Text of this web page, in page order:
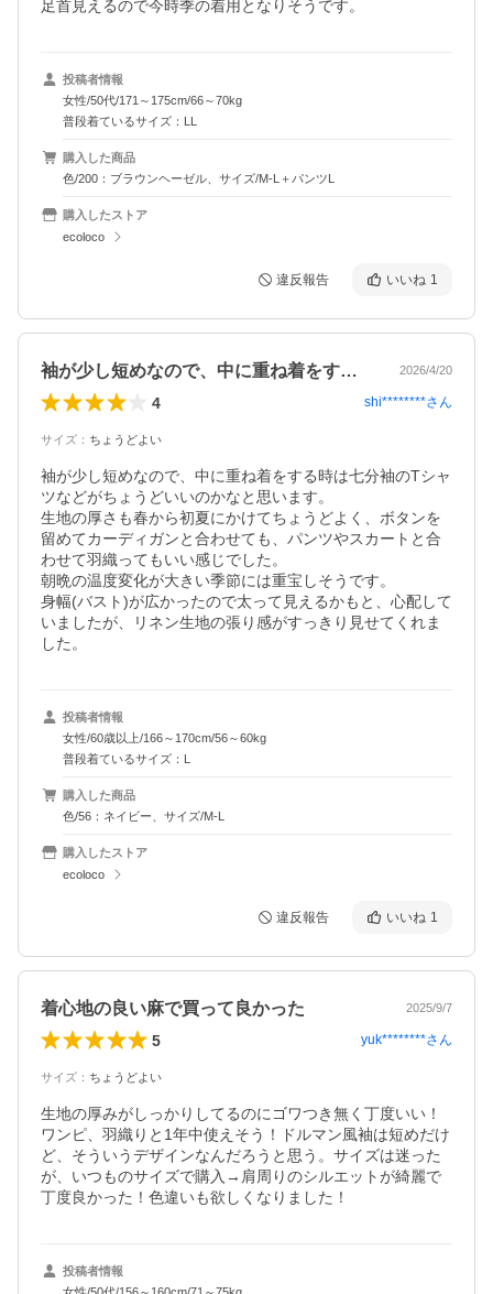
足首見えるので今時季の着用となりそうです。
投稿者情報
女性/50代/171～175cm/66～70kg
普段着ているサイズ：LL
購入した商品
色/200：ブラウンヘーゼル、サイズ/M-L＋パンツL
購入したストア
ecoloco
違反報告 いいね 1
袖が少し短めなので、中に重ね着をする時… 2026/4/20
4 shi********さん
サイズ ： ちょうどよい
袖が少し短めなので、中に重ね着をする時は七分袖のTシャ
ツなどがちょうどいいのかなと思います。
生地の厚さも春から初夏にかけてちょうどよく、ボタンを
留めてカーディガンと合わせても、パンツやスカートと合
わせて羽織ってもいい感じでした。
朝晩の温度変化が大きい季節には重宝しそうです。
身幅(バスト)が広かったので太って見えるかもと、心配して
いましたが、リネン生地の張り感がすっきり見せてくれま
投稿者情報
女性/60歳以上/166～170cm/56～60kg
普段着ているサイズ：L
購入した商品
色/56：ネイビー、サイズ/M-L
購入したストア
ecoloco
違反報告 いいね 1
着心地の良い麻で買って良かった 2025/9/7
5 yuk********さん
サイズ ： ちょうどよい
生地の厚みがしっかりしてるのにゴワつき無く丁度いい！
ワンピ、羽織りと1年中使えそう！ドルマン風袖は短めだけ
ど、そういうデザインなんだろうと思う。サイズは迷った
が、いつものサイズで購入→肩周りのシルエットが綺麗で
丁度良かった！色違いも欲しくなりました！
投稿者情報